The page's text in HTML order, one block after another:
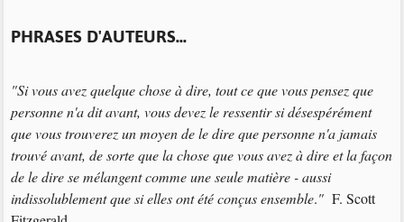
PHRASES D'AUTEURS...
"Si vous avez quelque chose à dire, tout ce que vous pensez que
personne n'a dit avant, vous devez le ressentir si désespérément
que vous trouverez un moyen de le dire que personne n'a jamais
trouvé avant, de sorte que la chose que vous avez à dire et la façon
de le dire se mélangent comme une seule matière - aussi
indissolublement que si elles ont été conçus ensemble." F. Scott